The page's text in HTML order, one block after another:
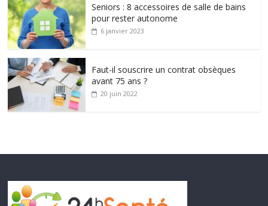
Seniors : 8 accessoires de salle de bains
pour rester autonome
6 janvier 2023
Faut-il souscrire un contrat obsèques
avant 75 ans ?
20 juin 2022